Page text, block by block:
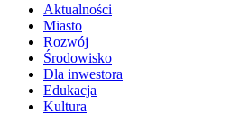
Aktualności
Miasto
Rozwój
Środowisko
Dla inwestora
Edukacja
Kultura